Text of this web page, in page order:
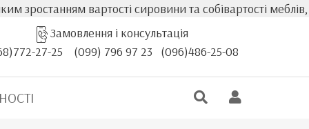
сировини та собівартості меблів, фактична
Замовлення і консультація
27-25
(099) 796 97 23 (096)486-25-08